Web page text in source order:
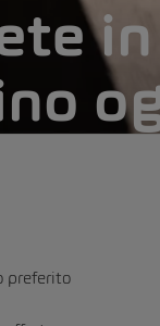
preferito